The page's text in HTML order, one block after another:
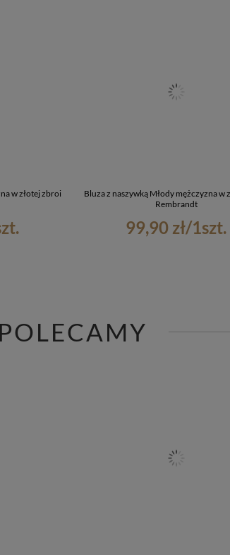
w złotej zbroi
Bluza z naszywką Młody mężczyzna w
Rembrandt
99,90 zł/1szt.
POLECAMY